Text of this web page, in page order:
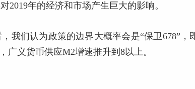
2019年的经济和市场产生巨大的影响。
我们认为政策的边界大概率会是“保卫678”，
广义货币供应M2增速推升到8以上。